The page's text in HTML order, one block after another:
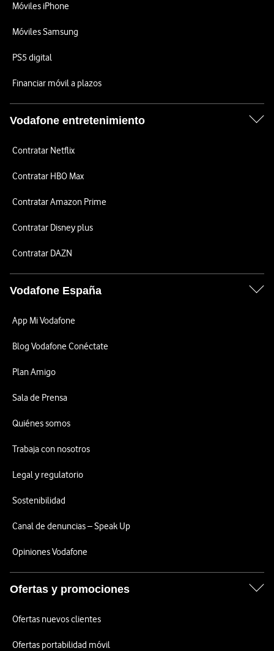
Móviles iPhone
Móviles Samsung
PS5 digital
Financiar móvil a plazos
Vodafone entretenimiento
Contratar Netflix
Contratar HBO Max
Contratar Amazon Prime
Contratar Disney plus
Contratar DAZN
Vodafone España
App Mi Vodafone
Blog Vodafone Conéctate
Plan Amigo
Sala de Prensa
Quiénes somos
Trabaja con nosotros
Legal y regulatorio
Sostenibilidad
Canal de denuncias – Speak Up
Opiniones Vodafone
Ofertas y promociones
Ofertas nuevos clientes
Ofertas portabilidad móvil